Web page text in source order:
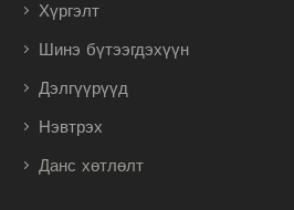
Хүргэлт
Шинэ бүтээгдэхүүн
Дэлгүүрүүд
Нэвтрэх
Данс хөтлөлт